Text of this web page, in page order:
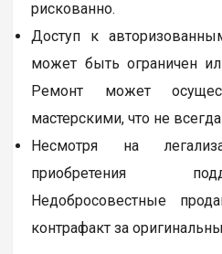
рискованно.
Доступ к
может быть ограничен
Ремонт может
мастерскими, что не
Несмотря на
приобретения
Недобросовестные
контрафакт за